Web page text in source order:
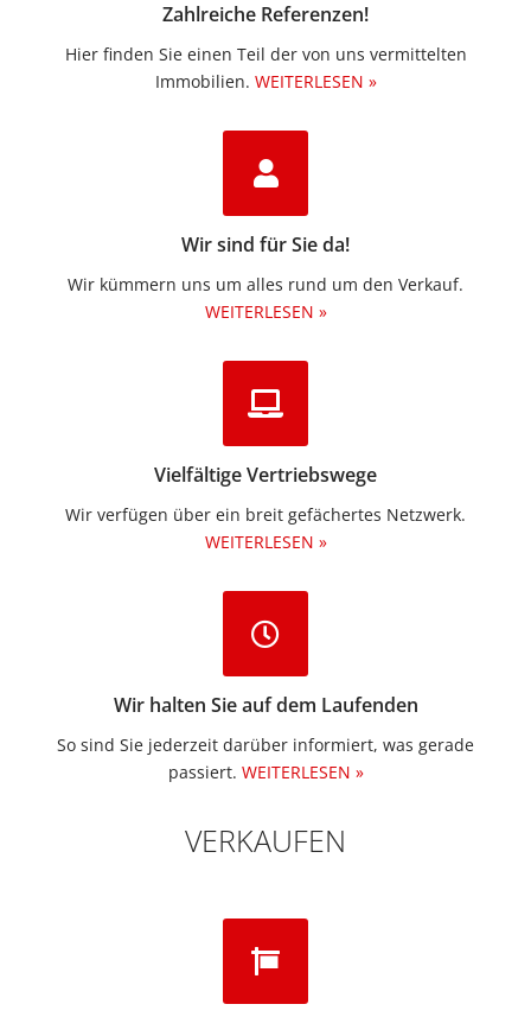
Zahlreiche Referenzen!
Hier finden Sie einen Teil der von uns vermittelten
Immobilien.​ WEITERLESEN »
Wir sind für Sie da!
Wir kümmern uns um alles rund um den Verkauf.
WEITERLESEN »
Vielfältige Vertriebswege
Wir verfügen über ein breit gefächertes Netzwerk.
WEITERLESEN »
Wir halten Sie auf dem Laufenden
So sind Sie jederzeit darüber informiert, was gerade
passiert. WEITERLESEN »
VERKAUFEN